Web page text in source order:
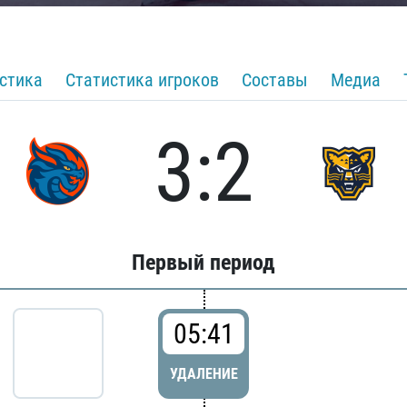
Статистика игроков Составы Медиа
3:2
Первый период
05:41
УДАЛЕНИЕ